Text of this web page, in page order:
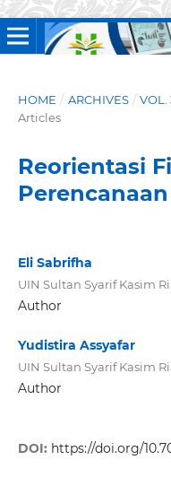
HOME / ARCHIVES / VOL.
Articles
Reorientasi
Eli Sabrifha
UIN Sultan Syarif Kasim
Author
Yudistira Assyafar
UIN Sultan Syarif Kasim
Author
DOI: https://doi.org/